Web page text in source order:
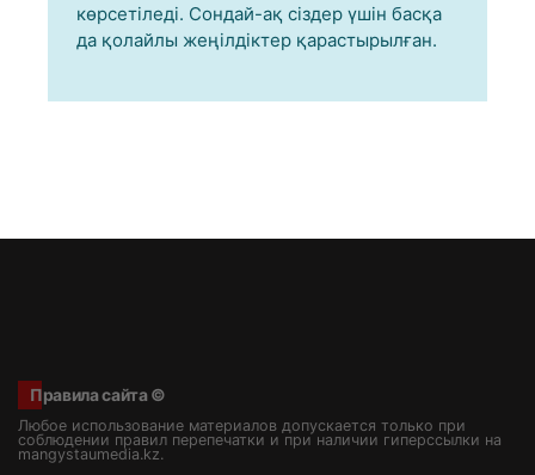
көрсетіледі. Сондай-ақ сіздер үшін басқа
да қолайлы жеңілдіктер қарастырылған.
Правила сайта ©
Любое использование материалов допускается только при
соблюдении правил перепечатки и при наличии гиперссылки на
mangystaumedia.kz.